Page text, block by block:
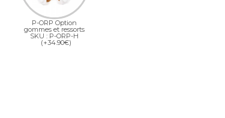
P-ORP Option
gommes et ressorts
SKU : P-ORP-H
(+34.90€)